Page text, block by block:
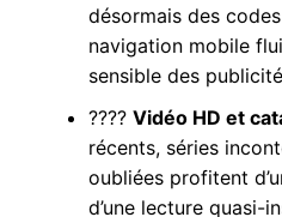
désormais des
navigation mobile
sensible des
???? Vidéo HD et
récents, séries
oubliées profitent
d’une lecture quasi-